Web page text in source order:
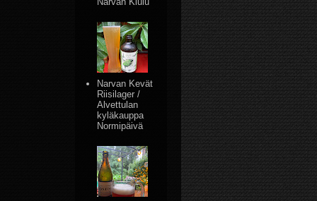
Narvan Kevät
Riisilager /
Alvettulan
kyläkauppa
Normipäivä